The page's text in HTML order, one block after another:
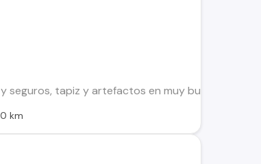
seguros, tapiz y artefactos en muy buen
km